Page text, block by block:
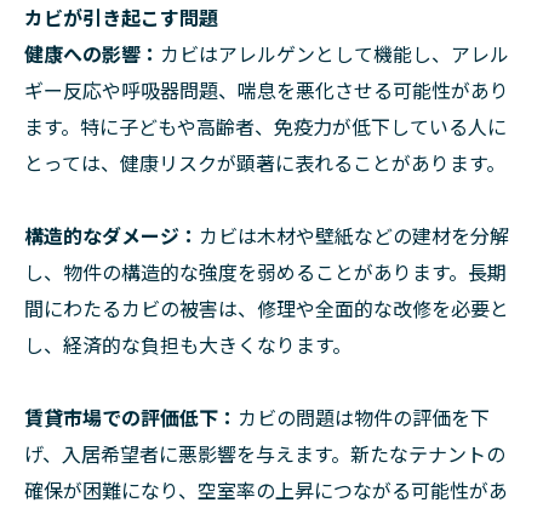
カビが引き起こす問題
健康への影響： カビはアレルゲンとして機能し、アレル
ギー反応や呼吸器問題、喘息を悪化させる可能性があり
ます。特に子どもや高齢者、免疫力が低下している人に
とっては、健康リスクが顕著に表れることがあります。
構造的なダメージ： カビは木材や壁紙などの建材を分解
し、物件の構造的な強度を弱めることがあります。長期
間にわたるカビの被害は、修理や全面的な改修を必要と
し、経済的な負担も大きくなります。
賃貸市場での評価低下： カビの問題は物件の評価を下
げ、入居希望者に悪影響を与えます。新たなテナントの
確保が困難になり、空室率の上昇につながる可能性があ